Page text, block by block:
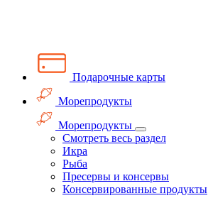
Подарочные карты
Морепродукты
Морепродукты
Смотреть весь раздел
Икра
Рыба
Пресервы и консервы
Консервированные продукты